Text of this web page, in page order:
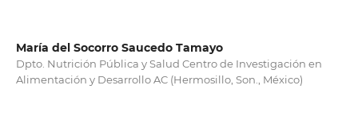
María del Socorro Saucedo Tamayo
Dpto. Nutrición Pública y Salud Centro de Investigación en
Alimentación y Desarrollo AC (Hermosillo, Son., México)